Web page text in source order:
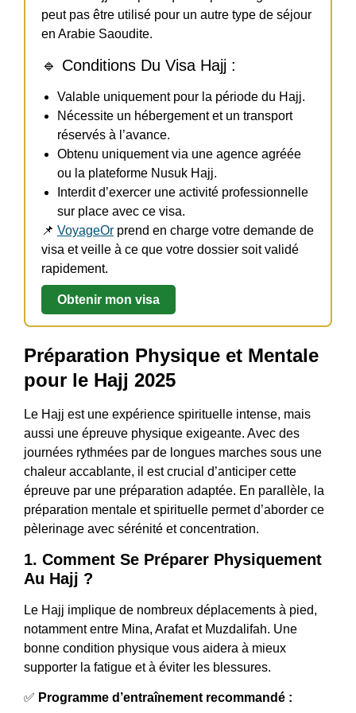
peut pas être utilisé pour un autre type de séjour
en Arabie Saoudite.
🔹 Conditions Du Visa Hajj :
Valable uniquement pour la période du Hajj.
Nécessite un hébergement et un transport
réservés à l’avance.
Obtenu uniquement via une agence agréée
ou la plateforme Nusuk Hajj.
Interdit d’exercer une activité professionnelle
sur place avec ce visa.
📌 VoyageOr prend en charge votre demande de
visa et veille à ce que votre dossier soit validé
rapidement.
Obtenir mon visa
Préparation Physique et Mentale
pour le Hajj 2025
Le Hajj est une expérience spirituelle intense, mais
aussi une épreuve physique exigeante. Avec des
journées rythmées par de longues marches sous une
chaleur accablante, il est crucial d’anticiper cette
épreuve par une préparation adaptée. En parallèle, la
préparation mentale et spirituelle permet d’aborder ce
pèlerinage avec sérénité et concentration.
1. Comment Se Préparer Physiquement
Au Hajj ?
Le Hajj implique de nombreux déplacements à pied,
notamment entre Mina, Arafat et Muzdalifah. Une
bonne condition physique vous aidera à mieux
supporter la fatigue et à éviter les blessures.
✅ Programme d’entraînement recommandé :